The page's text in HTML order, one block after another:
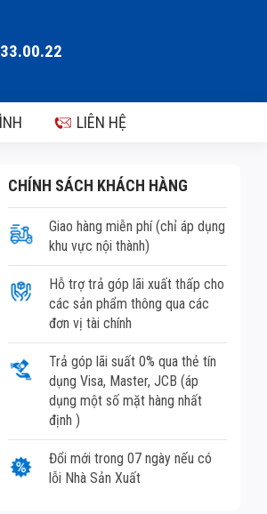
LIÊN HỆ
CHÍNH SÁCH KHÁCH HÀNG
Giao hàng miễn phí (chỉ áp dụng
khu vực nội thành)
Hỗ trợ trả góp lãi xuất thấp cho
các sản phẩm thông qua các
đơn vị tài chính
Trả góp lãi suất 0% qua thẻ tín
dụng Visa, Master, JCB (áp
dụng một số mặt hàng nhất
định )
Đổi mới trong 07 ngày nếu có
lỗi Nhà Sản Xuất